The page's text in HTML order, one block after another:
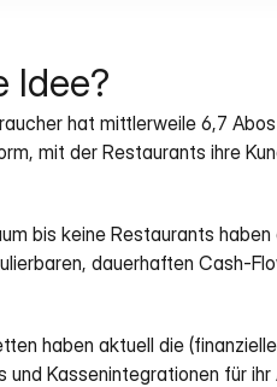
Idee?
hat mittlerweile 6,7
mit der Restaurants ihre
bis keine Restaurants
dauerhaften Cash-
haben aktuell die
und Kassenintegrationen für